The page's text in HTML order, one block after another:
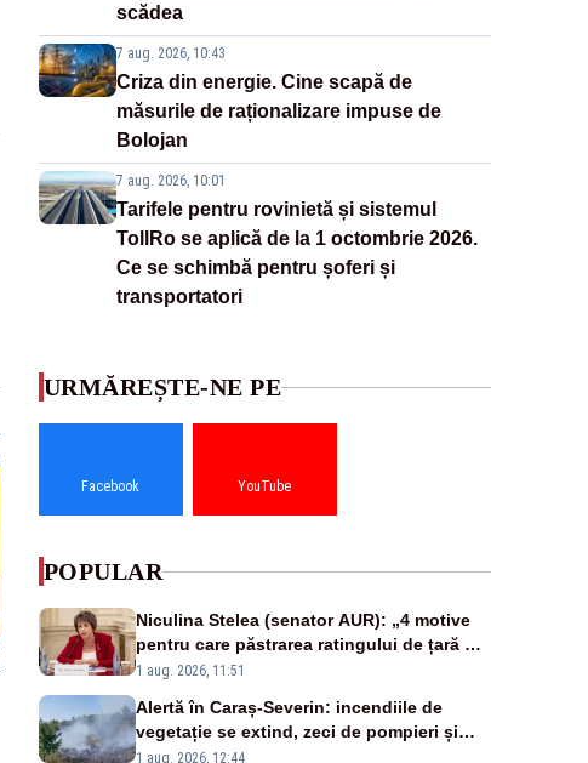
scădea
7 aug. 2026, 10:43
Criza din energie. Cine scapă de
măsurile de raționalizare impuse de
Bolojan
7 aug. 2026, 10:01
Tarifele pentru rovinietă și sistemul
TollRo se aplică de la 1 octombrie 2026.
Ce se schimbă pentru șoferi și
transportatori
URMĂREȘTE-NE PE
Facebook YouTube
POPULAR
Niculina Stelea (senator AUR): „4 motive
pentru care păstrarea ratingului de țară nu
este o reușită pentru Guvernul Bolojan”
1 aug. 2026, 11:51
Alertă în Caraș-Severin: incendiile de
vegetație se extind, zeci de pompieri și
silvicultori se luptă cu flăcările - VIDEO
1 aug. 2026, 12:44